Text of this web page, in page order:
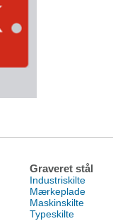
Graveret stål
Industriskilte
Mærkeplade
Maskinskilte
Typeskilte